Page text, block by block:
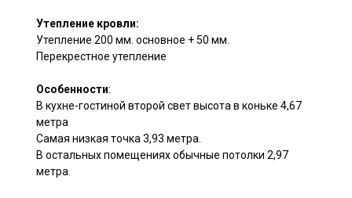
Утепление кровли:
Утепление 200 мм. основное + 50 мм.
Перекрестное утепление
Особенности:
В кухне-гостиной второй свет высота в коньке 4,67
метра
Самая низкая точка 3,93 метра.
В остальных помещениях обычные потолки 2,97
метра.